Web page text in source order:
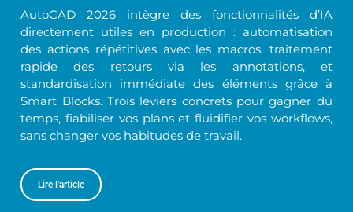
AutoCAD 2026 intègre des fonctionnalités d’IA
directement utiles en production : automatisation
des actions répétitives avec les macros, traitement
rapide des retours via les annotations, et
standardisation immédiate des éléments grâce à
Smart Blocks. Trois leviers concrets pour gagner du
temps, fiabiliser vos plans et fluidifier vos workflows,
sans changer vos habitudes de travail.
Lire l'article